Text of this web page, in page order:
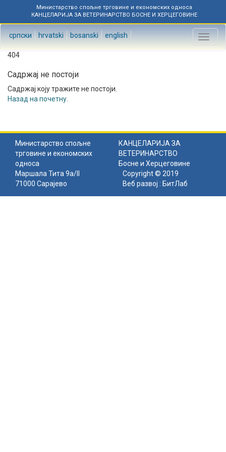
Министарство спољне трговине и економских односа
КАНЦЕЛАРИЈА ЗА ВЕТЕРИНАРСТВО БОСНЕ И ХЕРЦЕГОВИНЕ
српски hrvatski bosanski english
Toggle
404
Садржај не постоји
Садржај коју тражите не постоји.
Назад на почетну
Министарство спољне
трговине и економских
односа
КАНЦЕЛАРИЈА ЗА
ВЕТЕРИНАРСТВО
Босне и Херцеговине
Маршала Тита 9а/II
71000 Сарајево
Copyright © 2019
Веб развој : БитЛаб